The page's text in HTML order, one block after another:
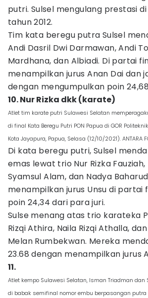
putri. Sulsel mengulang prestasi di
tahun 2012.
Tim kata beregu putra Sulsel
Andi Dasril Dwi Darmawan, Andi
Mardhana, dan Albiadi. Di partai
menampilkan jurus Anan Dai dan
dengan mengumpulkan poin
10. Nur Rizka dkk (karate)
Atlet tim karate putri Sulawesi Selatan
di final Kata Beregu Putri PON Papua di GOR
Kota Jayapura, Papua, Selasa (12/10/2021). ANTARA
Di kata beregu putri, Sulsel
emas lewat trio Nur Rizka
Syamsul Alam, dan Nadya
menampilkan jurus Unsu di partai
poin 24,34 dari para juri.
Sulse menang atas trio karateka
Rizqi Athira, Naila Rizqi Athalla,
Melan Rumbekwan. Mereka
23.68 dengan menampilkan jurus
11.
Atlet kempo Sulawesi Selatan, Isman Triadman dan
di babak semifinal nomor embu berpasangan putra